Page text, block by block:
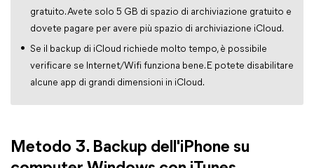
gratuito. Avete solo 5 GB di spazio di archiviazione gratuito e
dovete pagare per avere più spazio di archiviazione iCloud.
Se il backup di iCloud richiede molto tempo, è possibile
verificare se Internet/Wifi funziona bene. E potete disabilitare
alcune app di grandi dimensioni in iCloud.
Metodo 3. Backup dell'iPhone su